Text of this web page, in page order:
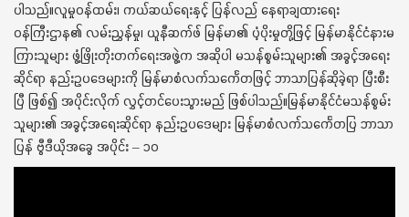
ပါသည်။လူမှုဝန်ထမ်း၊ ကယ်ဆယ်ရေးနှင့် ပြန်လည် နေရာချထားရေး
ဝန်ကြီးဌာန၏ လမ်းညွှန်မှု၊ ယူနီဆက်ဖ် မြန်မာ၏ ပံ့ပိုးမှုတို့ဖြင့် မြန်မာနိုင်ငံနားမ
ကြားသူများ ဖွံ့ဖြိုးတိုးတက်ရေးအဖွဲ့က အဆိုပါ မသန်စွမ်းသူများ၏ အခွင့်အရေး
ဆိုင်ရာ နည်းဥပဒေများကို မြန်မာစံလက်သင်္ကေတဖြင့် ဘာသာပြန်ဆိုခဲ့ရာ ပြီးစီး
ပြီ ဖြစ်၍ အပိုင်းလိုက် လွှင့်တင်ပေးသွားမည် ဖြစ်ပါသည်။မြန်မာနိုင်ငံမသန်စွမ်း
သူများ၏ အခွင့်အရေးဆိုင်ရာ နည်းဥပဒေများ မြန်မာစံလက်သင်္ကေတပြ ဘာသာ
ပြန် ဗွီဒီယိုအခွေ အပိုင်း – ၁၀